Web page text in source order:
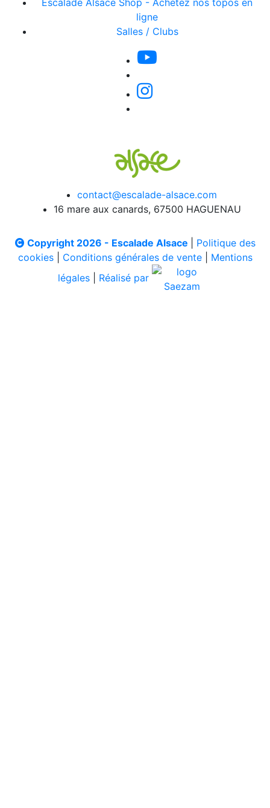
Escalade Alsace Shop - Achetez nos topos en
ligne
Salles / Clubs
contact@escalade-alsace.com
16 mare aux canards, 67500 HAGUENAU
Copyright 2026 - Escalade Alsace
Politique des
cookies| Conditions générales de vente| Mentions
légales
Réalisé par